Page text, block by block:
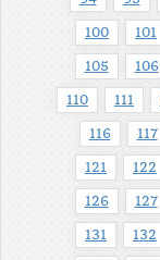
100 101
105 106
110 111
116 117
121 122
126 127
131 132